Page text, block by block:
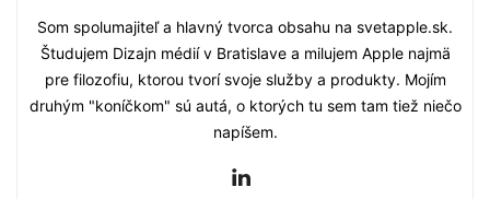
Som spolumajiteľ a hlavný tvorca obsahu na svetapple.sk.
Študujem Dizajn médií v Bratislave a milujem Apple najmä
pre filozofiu, ktorou tvorí svoje služby a produkty. Mojím
druhým "koníčkom" sú autá, o ktorých tu sem tam tiež niečo
napíšem.